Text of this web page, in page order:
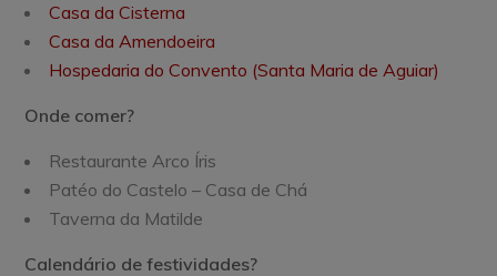
Casa da Cisterna
Casa da Amendoeira
Hospedaria do Convento (Santa Maria de Aguiar)
Onde comer?
Restaurante Arco Íris
Patéo do Castelo – Casa de Chá
Taverna da Matilde
Calendário de festividades?